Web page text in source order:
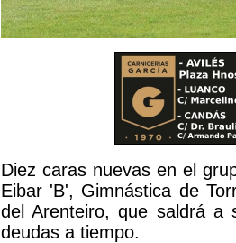
Diez caras nuevas en el
Eibar 'B', Gimnástica de
del Arenteiro, que saldrá a
deudas a tiempo.